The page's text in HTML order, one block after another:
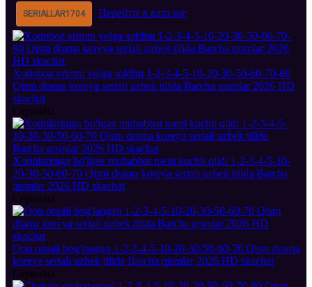
SERIALLAR1704 Перейти в каталог
Xotinboz erimni yolga soldim 1-2-3-4-5-10-20-30-50-60-70-80
Qism drama koreya seriali uzbek tilida Barcha qismlar 2026 HD
skachat
Сериалы
Xotinlarimga bo'lgan muhabbat meni kuchli qildi 1-2-3-4-5-10-
20-30-50-60-70 Qism drama koreya seriali uzbek tilida Barcha
qismlar 2026 HD skachat
Сериалы
Qon orqali bog'langan 1-2-3-4-5-10-20-30-50-60-70 Qism drama
koreya seriali uzbek tilida Barcha qismlar 2026 HD skachat
Сериалы